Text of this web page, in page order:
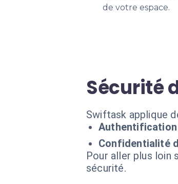
de votre espace.
Sécurité
Swiftask applique
Confidentialité
Pour aller plus loin
sécurité.